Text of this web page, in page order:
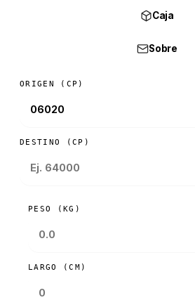
Caja
Sobre
ORIGEN (CP)
DESTINO (CP)
PESO (KG)
LARGO (CM)